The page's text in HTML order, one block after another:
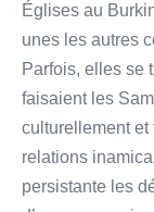
Églises au
unes les autres
Parfois, elles se
faisaient les
culturellement et
relations
persistante les